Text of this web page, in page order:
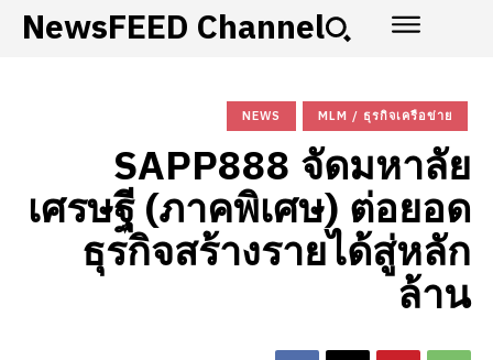
NewsFEED Channel
NEWS MLM / ธุรกิจเครือข่าย
SAPP888 จัดมหาลัย
เศรษฐี (ภาคพิเศษ) ต่อยอด
ธุรกิจสร้างรายได้สู่หลัก
ล้าน